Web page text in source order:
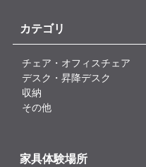
カテゴリ
チェア・オフィスチェア
デスク・昇降デスク
収納
その他
家具体験場所